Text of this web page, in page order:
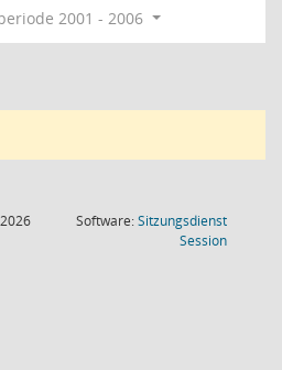
2001 - 2006
Software:Sitzungsdienst
Session(Wird in